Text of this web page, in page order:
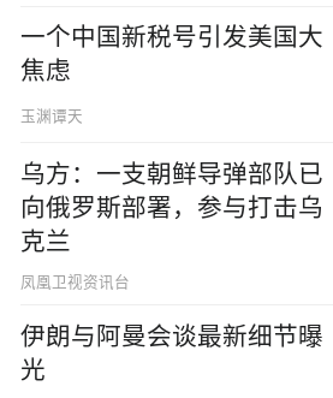
一个中国新税号引发美国大
焦虑
玉渊谭天
乌方：一支朝鲜导弹部队已
向俄罗斯部署，参与打击乌
克兰
凤凰卫视资讯台
伊朗与阿曼会谈最新细节曝
光